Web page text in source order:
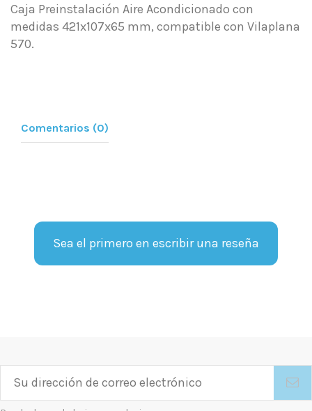
Caja Preinstalación Aire Acondicionado con
medidas 421x107x65 mm, compatible con Vilaplana
570.
Comentarios (0)
Sea el primero en escribir una reseña